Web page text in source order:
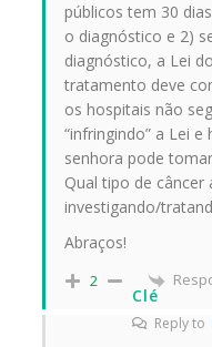
públicos tem 30
o diagnóstico e 2)
diagnóstico, a Lei
tratamento deve
os hospitais não
“infringindo” a Lei
senhora pode
Qual tipo de câncer
investigando/
Abraços!
2
Clé
Reply to